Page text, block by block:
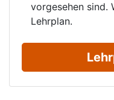
vorgesehen sind.
Lehrplan.